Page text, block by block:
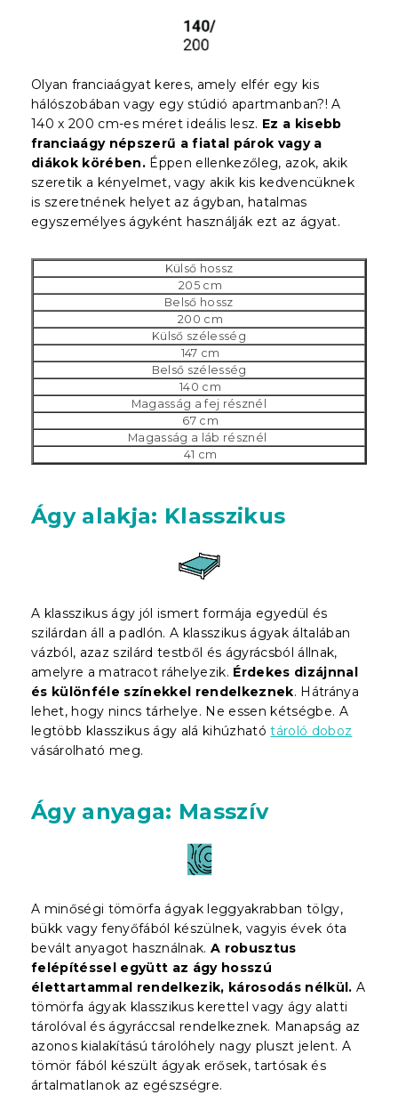
Olyan franciaágyat keres, amely elfér egy kis
hálószobában vagy egy stúdió apartmanban?! A
140 x 200 cm-es méret ideális lesz. Ez a kisebb
franciaágy népszerű a fiatal párok vagy a
diákok körében. Éppen ellenkezőleg, azok, akik
szeretik a kényelmet, vagy akik kis kedvencüknek
is szeretnének helyet az ágyban, hatalmas
egyszemélyes ágyként használják ezt az ágyat.
Külső hossz
205 cm
Belső hossz
200 cm
Külső szélesség
147 cm
Belső szélesség
140 cm
Magasság a fej résznél
67 cm
Magasság a láb résznél
41 cm
Ágy alakja: Klasszikus
A klasszikus ágy jól ismert formája egyedül és
szilárdan áll a padlón. A klasszikus ágyak általában
vázból, azaz szilárd testből és ágyrácsból állnak,
amelyre a matracot ráhelyezik. Érdekes dizájnnal
és különféle színekkel rendelkeznek. Hátránya
lehet, hogy nincs tárhelye. Ne essen kétségbe. A
legtöbb klasszikus ágy alá kihúzhatótároló doboz
vásárolható meg.
Ágy anyaga: Masszív
A minőségi tömörfa ágyak leggyakrabban tölgy,
bükk vagy fenyőfából készülnek, vagyis évek óta
bevált anyagot használnak. A robusztus
felépítéssel együtt az ágy hosszú
élettartammal rendelkezik, károsodás nélkül. A
tömörfa ágyak klasszikus kerettel vagy ágy alatti
tárolóval és ágyráccsal rendelkeznek. Manapság az
azonos kialakítású tárolóhely nagy pluszt jelent. A
tömör fából készült ágyak erősek, tartósak és
ártalmatlanok az egészségre.